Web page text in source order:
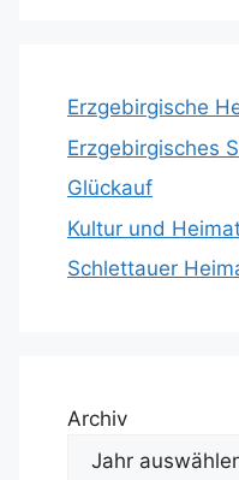
Erzgebirgische
Erzgebirgisches
Glückauf
Kultur und
Schlettauer
Archiv